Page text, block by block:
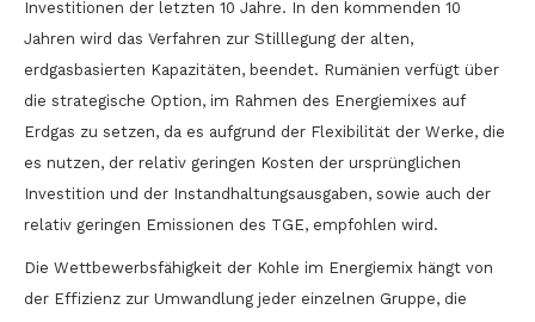
Investitionen der letzten 10 Jahre. In den kommenden 10
Jahren wird das Verfahren zur Stilllegung der alten,
erdgasbasierten Kapazitäten, beendet. Rumänien verfügt über
die strategische Option, im Rahmen des Energiemixes auf
Erdgas zu setzen, da es aufgrund der Flexibilität der Werke, die
es nutzen, der relativ geringen Kosten der ursprünglichen
Investition und der Instandhaltungsausgaben, sowie auch der
relativ geringen Emissionen des TGE, empfohlen wird.
Die Wettbewerbsfähigkeit der Kohle im Energiemix hängt von
der Effizienz zur Umwandlung jeder einzelnen Gruppe, die